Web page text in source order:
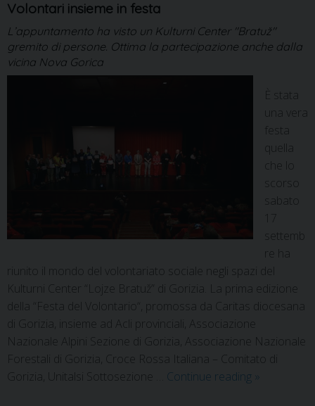
Volontari insieme in festa
L’appuntamento ha visto un Kulturni Center "Bratuž"
gremito di persone. Ottima la partecipazione anche dalla
vicina Nova Gorica
È stata
una vera
festa
quella
che lo
scorso
sabato
17
settemb
re ha
riunito il mondo del volontariato sociale negli spazi del
Kulturni Center “Lojze Bratuž” di Gorizia. La prima edizione
della “Festa del Volontario“, promossa da Caritas diocesana
di Gorizia, insieme ad Acli provinciali, Associazione
Nazionale Alpini Sezione di Gorizia, Associazione Nazionale
Forestali di Gorizia, Croce Rossa Italiana – Comitato di
Gorizia, Unitalsi Sottosezione … Continue reading »